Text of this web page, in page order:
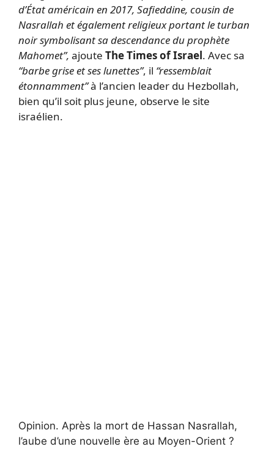
d’État américain en 2017, Safieddine, cousin de
Nasrallah et également religieux portant le turban
noir symbolisant sa descendance du prophète
Mahomet”, ajoute The Times of Israel. Avec sa
“barbe grise et ses lunettes”, il “ressemblait
étonnamment”à l’ancien leader du Hezbollah,
bien qu’il soit plus jeune, observe le site
israélien.
Opinion. Après la mort de Hassan Nasrallah,
l’aube d’une nouvelle ère au Moyen-Orient ?